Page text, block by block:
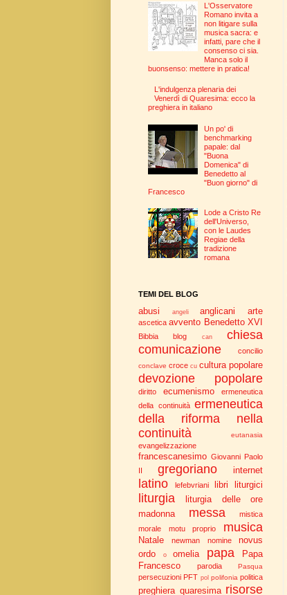
L'Osservatore
Romano invita a
non litigare sulla
musica sacra: e
infatti, pare che il
consenso ci sia.
Manca solo il
buonsenso: mettere in pratica!
L'indulgenza plenaria dei
Venerdì di Quaresima: ecco la
preghiera in italiano
Un po' di
benchmarking
papale: dal
"Buona
Domenica" di
Benedetto al
"Buon giorno" di
Francesco
Lode a Cristo Re
dell'Universo,
con le Laudes
Regiae della
tradizione
romana
TEMI DEL BLOG
abusi angeli anglicani arte
ascetica avvento Benedetto XVI
Bibbia blog can
chiesa
comunicazione
concilio
conclave croce cu cultura popolare
devozione popolare
diritto ecumenismo
ermeneutica
della continuità ermeneutica
della riforma nella
continuità
eutanasia
evangelizzazione
francescanesimo Giovanni Paolo
gregoriano internet
latino lefebvriani libri liturgici
liturgia
liturgia delle ore
madonna
messa
mistica
morale
motu proprio musica
Natale newman nomine
novus
ordo
o omelia papa
Papa
Francesco
parodia Pasqua
persecuzioni PFT pol polifonia politica
preghiera quaresima risorse